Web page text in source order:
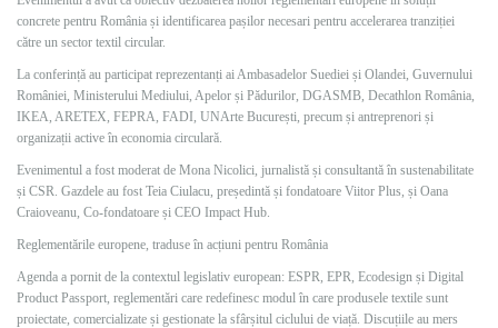
concrete pentru România și identificarea pașilor necesari pentru accelerarea tranziției
către un sector textil circular.
La conferință au participat reprezentanți ai Ambasadelor Suediei și Olandei, Guvernului
României, Ministerului Mediului, Apelor și Pădurilor, DGASMB, Decathlon România,
IKEA, ARETEX, FEPRA, FADI, UNArte București, precum și antreprenori și
organizații active în economia circulară.
Evenimentul a fost moderat de Mona Nicolici, jurnalistă și consultantă în sustenabilitate
și CSR. Gazdele au fost Teia Ciulacu, președintă și fondatoare Viitor Plus, și Oana
Craioveanu, Co‑fondatoare și CEO Impact Hub.
Reglementările europene, traduse în acțiuni pentru România
Agenda a pornit de la contextul legislativ european: ESPR, EPR, Ecodesign și Digital
Product Passport, reglementări care redefinesc modul în care produsele textile sunt
proiectate, comercializate și gestionate la sfârșitul ciclului de viață. Discuțiile au mers